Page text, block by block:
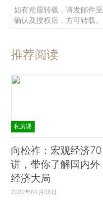
如有意愿转载，请发邮件至
确认及授权后，方可转载。
推荐阅读
私房课
向松祚：宏观经济70
讲，带你了解国内外
经济大局
2022年04月06日